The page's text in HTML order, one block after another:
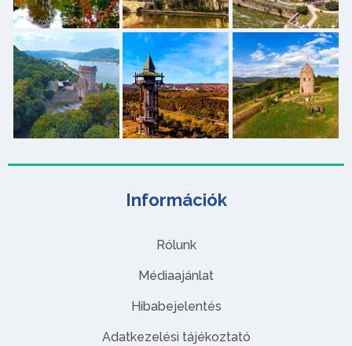
Információk
Rólunk
Médiaajánlat
Hibabejelentés
Adatkezelési tájékoztató